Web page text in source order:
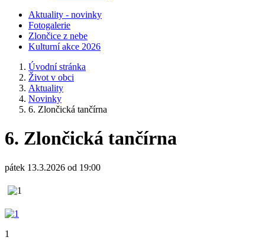
Aktuality - novinky
Fotogalerie
Zlončice z nebe
Kulturní akce 2026
Úvodní stránka
Život v obci
Aktuality
Novinky
6. Zlončická tančírna
6. Zlončická tančírna
pátek 13.3.2026 od 19:00
1